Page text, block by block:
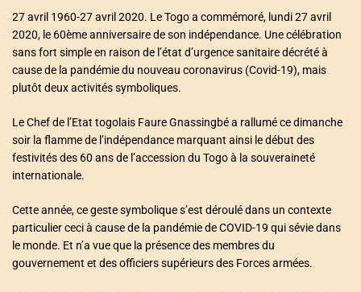
27 avril 1960-27 avril 2020. Le Togo a commémoré, lundi 27 avril
2020, le 60ème anniversaire de son indépendance. Une célébration
sans fort simple en raison de l’état d’urgence sanitaire décrété à
cause de la pandémie du nouveau coronavirus (Covid-19), mais
plutôt deux activités symboliques.
Le Chef de l’Etat togolais Faure Gnassingbé a rallumé ce dimanche
soir la flamme de l’indépendance marquant ainsi le début des
festivités des 60 ans de l’accession du Togo à la souveraineté
internationale.
Cette année, ce geste symbolique s’est déroulé dans un contexte
particulier ceci à cause de la pandémie de COVID-19 qui sévie dans
le monde. Et n’a vue que la présence des membres du
gouvernement et des officiers supérieurs des Forces armées.